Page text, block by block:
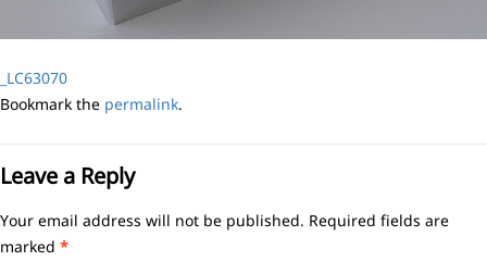
_LC63070
Bookmark the permalink.
Leave a Reply
Your email address will not be published. Required fields are
marked *